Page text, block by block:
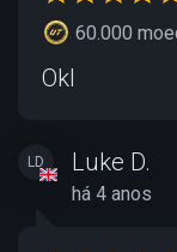
60.000
Okl
LD Luke D.
há 4 anos